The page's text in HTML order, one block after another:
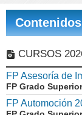
CURSOS
FP Asesoría de
FP Grado
FP Automoción